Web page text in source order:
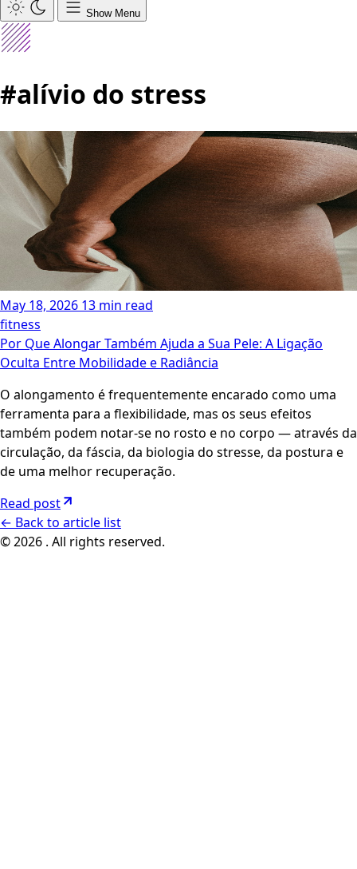
Show Menu
#alívio do stress
May 18, 2026 13 min read
fitness
Por Que Alongar Também Ajuda a Sua Pele: A Ligação
Oculta Entre Mobilidade e Radiância
O alongamento é frequentemente encarado como uma
ferramenta para a flexibilidade, mas os seus efeitos
também podem notar-se no rosto e no corpo — através da
circulação, da fáscia, da biologia do stresse, da postura e
de uma melhor recuperação.
Read post
← Back to article list
© 2026 . All rights reserved.